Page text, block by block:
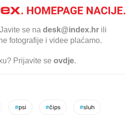
se na desk@index.hr ili
fotografije i videe plaćamo.
Prijavite se ovdje.
#psi #čips #sluh